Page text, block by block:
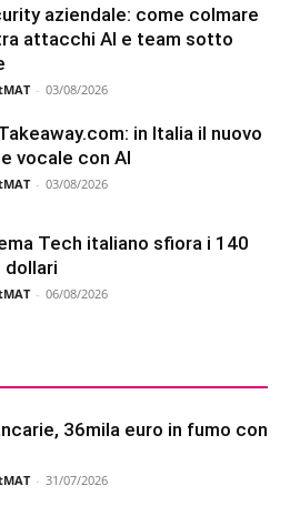
aziendale: come colmare
attacchi AI e team sotto
- 03/08/2026
in Italia il nuovo
vocale con AI
- 03/08/2026
Tech italiano sfiora i 140
dollari
- 06/08/2026
36mila euro in fumo con
- 31/07/2026